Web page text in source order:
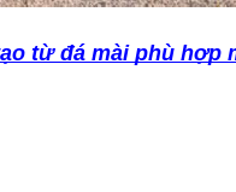
từ đá mài phù hợp